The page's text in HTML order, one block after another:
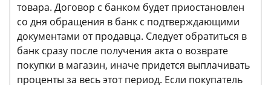
товара. Договор с банком будет приостановлен
со дня обращения в банк с подтверждающими
документами от продавца. Следует обратиться в
банк сразу после получения акта о возврате
покупки в магазин, иначе придется выплачивать
проценты за весь этот период. Если покупатель